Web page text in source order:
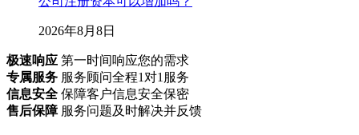
2026年8月8日
极速响应 第一时间响应您的需求
专属服务 服务顾问全程1对1服务
信息安全 保障客户信息安全保密
售后保障 服务问题及时解决并反馈